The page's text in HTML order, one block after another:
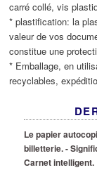
carré collé, vis
* plastification: la
valeur de vos
constitue une
* Emballage, en
recyclables,
Le papier
billetterie.-
Carnet intelligent.